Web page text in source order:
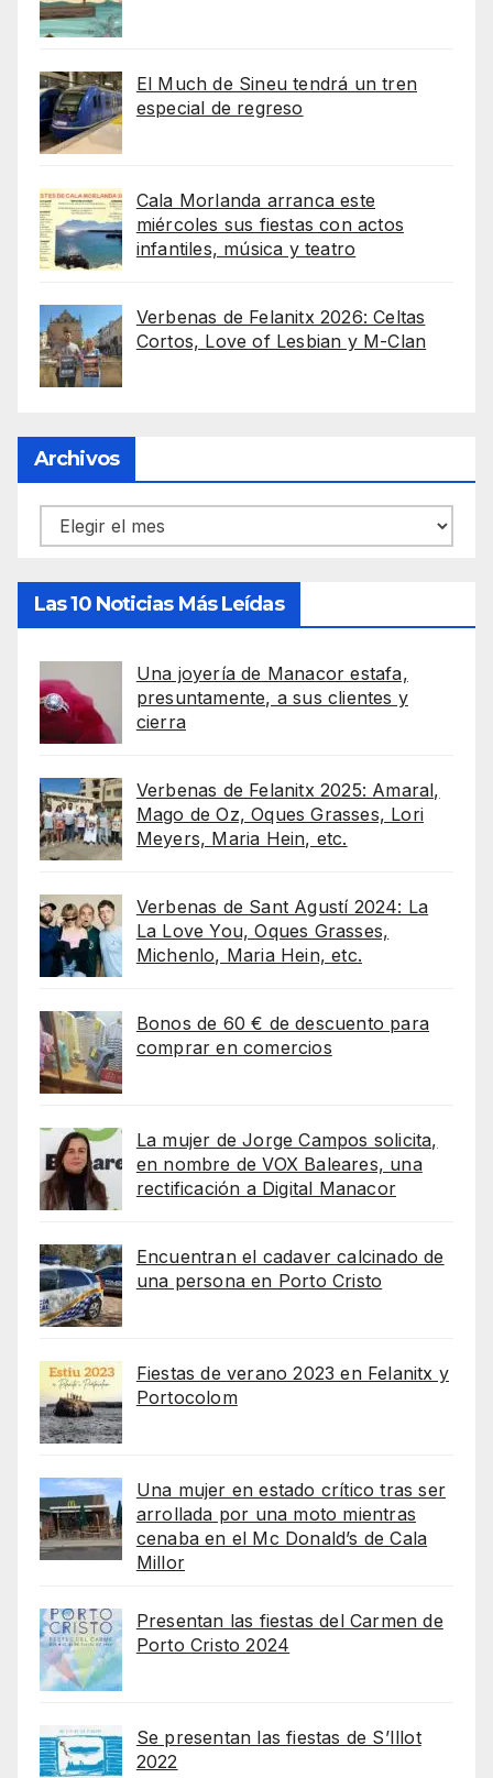
El Much de Sineu tendrá un tren
especial de regreso
Cala Morlanda arranca este
miércoles sus fiestas con actos
infantiles, música y teatro
Verbenas de Felanitx 2026: Celtas
Cortos, Love of Lesbian y M-Clan
Archivos
Archivos
Las 10 Noticias Más Leídas
Una joyería de Manacor estafa,
presuntamente, a sus clientes y
cierra
Verbenas de Felanitx 2025: Amaral,
Mago de Oz, Oques Grasses, Lori
Meyers, Maria Hein, etc.
Verbenas de Sant Agustí 2024: La
La Love You, Oques Grasses,
Michenlo, Maria Hein, etc.
Bonos de 60 € de descuento para
comprar en comercios
La mujer de Jorge Campos solicita,
en nombre de VOX Baleares, una
rectificación a Digital Manacor
Encuentran el cadaver calcinado de
una persona en Porto Cristo
Fiestas de verano 2023 en Felanitx y
Portocolom
Una mujer en estado crítico tras ser
arrollada por una moto mientras
cenaba en el Mc Donald’s de Cala
Millor
Presentan las fiestas del Carmen de
Porto Cristo 2024
Se presentan las fiestas de S’Illot
2022